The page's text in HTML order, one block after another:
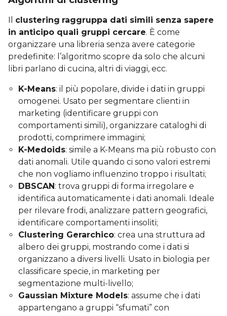
Il clustering raggruppa dati simili senza sapere
in anticipo quali gruppi cercare. È come
organizzare una libreria senza avere categorie
predefinite: l’algoritmo scopre da solo che alcuni
libri parlano di cucina, altri di viaggi, ecc.
K-Means: il più popolare, divide i dati in gruppi
omogenei. Usato per segmentare clienti in
marketing (identificare gruppi con
comportamenti simili), organizzare cataloghi di
prodotti, comprimere immagini;
K-Medoids: simile a K-Means ma più robusto con
dati anomali. Utile quando ci sono valori estremi
che non vogliamo influenzino troppo i risultati;
DBSCAN: trova gruppi di forma irregolare e
identifica automaticamente i dati anomali. Ideale
per rilevare frodi, analizzare pattern geografici,
identificare comportamenti insoliti;
Clustering Gerarchico: crea una struttura ad
albero dei gruppi, mostrando come i dati si
organizzano a diversi livelli. Usato in biologia per
classificare specie, in marketing per
segmentazione multi-livello;
Gaussian Mixture Models: assume che i dati
appartengano a gruppi “sfumati” con